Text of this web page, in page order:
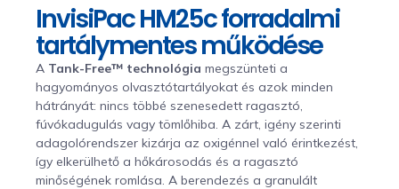
InvisiPac HM25c forradalmi
tartálymentes működése
A Tank-Free™ technológia megszünteti a
hagyományos olvasztótartályokat és azok minden
hátrányát: nincs többé szenesedett ragasztó,
fúvókadugulás vagy tömlőhiba. A zárt, igény szerinti
adagolórendszer kizárja az oxigénnel való érintkezést,
így elkerülhető a hőkárosodás és a ragasztó
minőségének romlása. A berendezés a granulált